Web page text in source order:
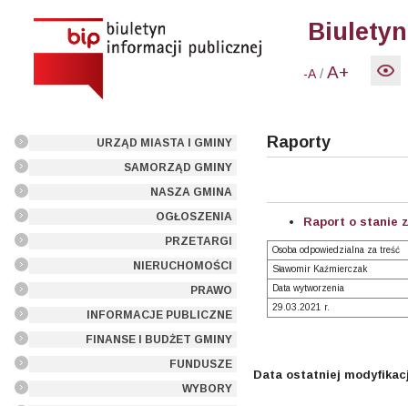
-A /A+
URZĄD MIASTA I GMINY
SAMORZĄD GMINY
NASZA GMINA
OGŁOSZENIA
PRZETARGI
NIERUCHOMOŚCI
PRAWO
INFORMACJE PUBLICZNE
FINANSE I BUDŻET GMINY
FUNDUSZE
WYBORY
Raporty
Raport o stanie
Osoba odpowiedzialna za treść
Sławomir Kaźmierczak
Data wytworzenia
29.03.2021 r.
Data ostatniej